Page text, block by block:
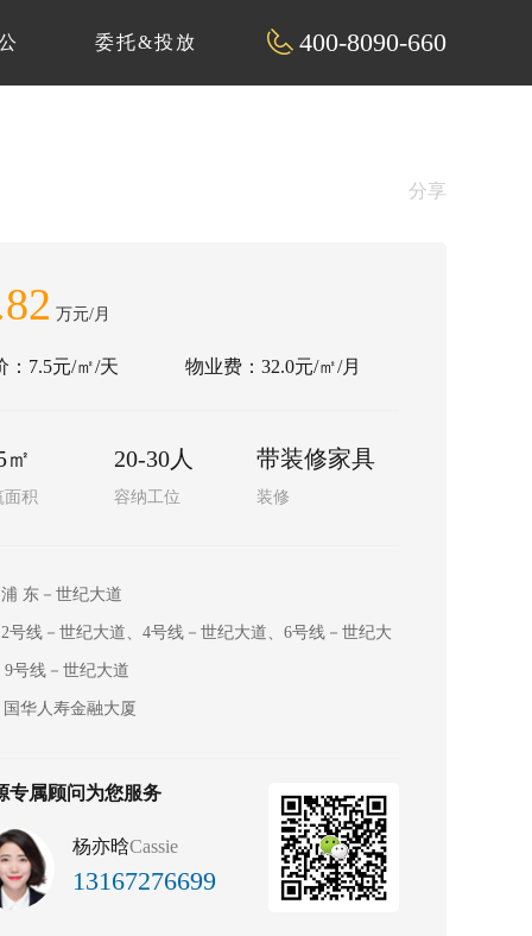
400-8090-660
委托&投放
分享
万元/月
：7.5元/㎡/天 物业费：32.0元/㎡/月
㎡
面积
20-30人
容纳工位
带装修家具
装修
浦 东－世纪大道
2号线－世纪大道、4号线－世纪大道、6号线－世纪大
9号线－世纪大道
国华人寿金融大厦
专属顾问为您服务
杨亦晗Cassie
13167276699